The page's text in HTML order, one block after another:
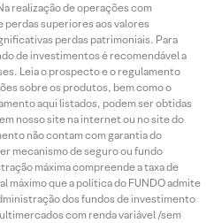
realização de operações com
perdas superiores aos valores
perdas patrimoniais. Para
de investimentos é recomendável a
Leia o prospecto e o regulamento
sobre os produtos, bem como o
aqui listados, podem ser obtidas
nosso site na internet ou no site do
não contam com garantia do
mecanismo de seguro ou fundo
máxima compreende a taxa de
máximo que a política do FUNDO admite
dos fundos de investimento
com renda variável /sem